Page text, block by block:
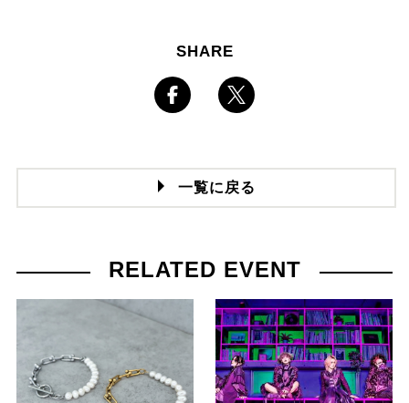
SHARE
一覧に戻る
RELATED EVENT